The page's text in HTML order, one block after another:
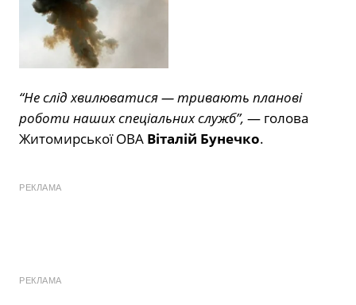
“Не слід хвилюватися — тривають планові
роботи наших спеціальних служб”, — голова
Житомирської ОВА Віталій Бунечко.
РЕКЛАМА
РЕКЛАМА